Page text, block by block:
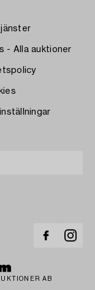
- Alla auktioner
AB